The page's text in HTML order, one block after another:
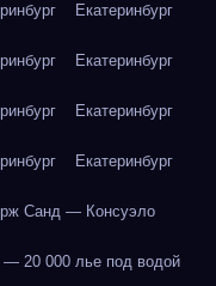
Екатеринбург
Екатеринбург
Екатеринбург
Екатеринбург
Санд — Консуэло
20 000 лье под водой